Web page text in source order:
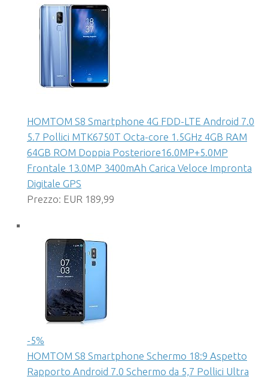
HOMTOM S8 Smartphone 4G FDD-LTE Android 7.0
5.7 Pollici MTK6750T Octa-core 1.5GHz 4GB RAM
64GB ROM Doppia Posteriore16.0MP+5.0MP
Frontale 13.0MP 3400mAh Carica Veloce Impronta
Digitale GPS
Prezzo: EUR 189,99
-5%
HOMTOM S8 Smartphone Schermo 18:9 Aspetto
Rapporto Android 7.0 Schermo da 5,7 Pollici Ultra